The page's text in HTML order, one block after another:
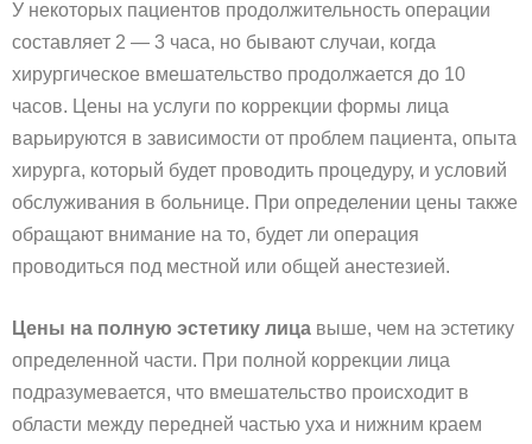
У некоторых пациентов продолжительность операции
составляет 2 — 3 часа, но бывают случаи, когда
хирургическое вмешательство продолжается до 10
часов. Цены на услуги по коррекции формы лица
варьируются в зависимости от проблем пациента, опыта
хирурга, который будет проводить процедуру, и условий
обслуживания в больнице. При определении цены также
обращают внимание на то, будет ли операция
проводиться под местной или общей анестезией.
Цены на полную эстетику лица выше, чем на эстетику
определенной части. При полной коррекции лица
подразумевается, что вмешательство происходит в
области между передней частью уха и нижним краем